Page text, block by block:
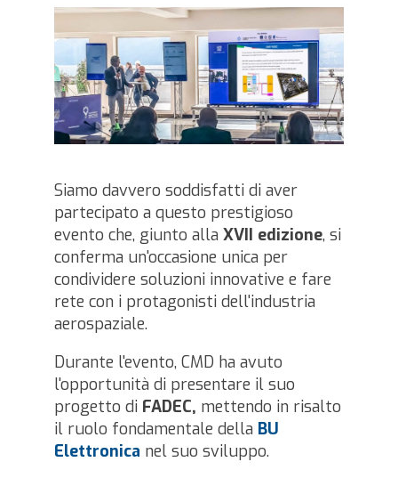
Siamo davvero soddisfatti di aver
partecipato a questo prestigioso
evento che, giunto alla XVII edizione, si
conferma un'occasione unica per
condividere soluzioni innovative e fare
rete con i protagonisti dell'industria
aerospaziale.
Durante l'evento, CMD ha avuto
l'opportunità di presentare il suo
progetto di FADEC, mettendo in risalto
il ruolo fondamentale della BU
Elettronica nel suo sviluppo.